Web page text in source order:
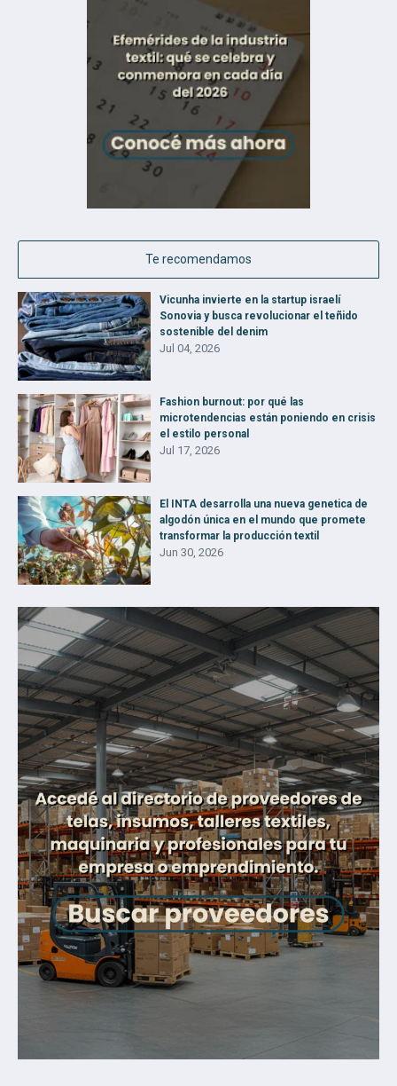
Te recomendamos
Vicunha invierte en la startup israelí
Sonovia y busca revolucionar el teñido
sostenible del denim
Jul 04, 2026
Fashion burnout: por qué las
microtendencias están poniendo en crisis
el estilo personal
Jul 17, 2026
El INTA desarrolla una nueva genetica de
algodón única en el mundo que promete
transformar la producción textil
Jun 30, 2026